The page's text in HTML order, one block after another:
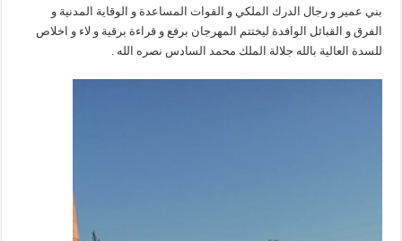
بني عمير و رجال الدرك الملكي و القوات المساعدة و الوقاية المدنية و
الفرق و القبائل الوافدة ليختتم المهرجان برفع و قراءة برقية و لاء و اخلاص
للسدة العالية بالله جلالة الملك محمد السادس نصره الله .